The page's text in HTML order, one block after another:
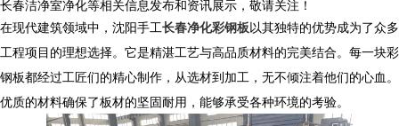
长春洁净室净化等相关信息发布和资讯展示，敬请关注！
在现代建筑领域中，沈阳手工长春净化彩钢板以其独特的优势成为了众多
工程项目的理想选择。它是精湛工艺与高品质材料的完美结合。每一块彩
钢板都经过工匠们的精心制作，从选材到加工，无不倾注着他们的心血。
优质的材料确保了板材的坚固耐用，能够承受各种环境的考验。